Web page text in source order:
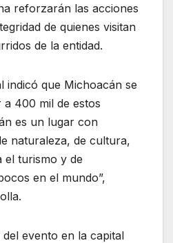
reforzarán las acciones
de quienes visitan
de la entidad.
indicó que Michoacán se
400 mil de estos
es un lugar con
naturaleza, de cultura,
el turismo y de
en el mundo”,
evento en la capital